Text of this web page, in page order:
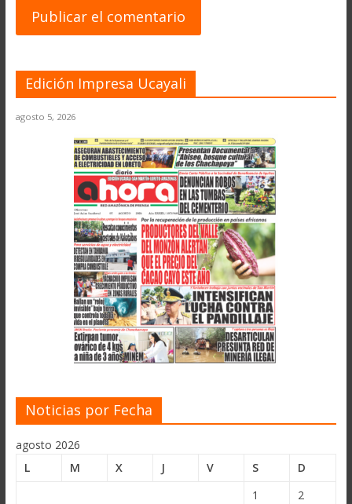
Edición Impresa Ucayali
agosto 5, 2026
Noticias por Fecha
agosto 2026
L
M X J V S
D
1
2